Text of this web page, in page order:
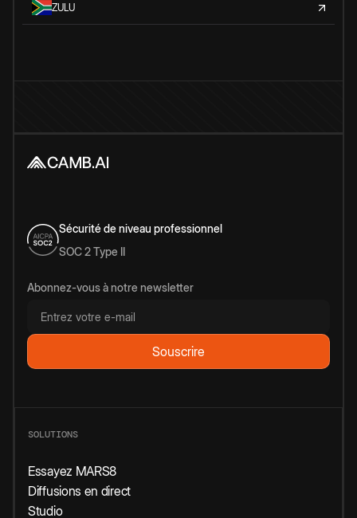
ZULU
Sécurité de niveau professionnel
SOC 2 Type II
Abonnez-vous à notre newsletter
SOLUTIONS
Essayez MARS8
Diffusions en direct
Studio